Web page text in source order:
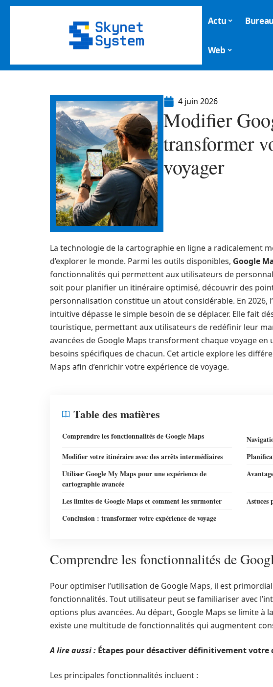
Actu
Web
4 juin 2026
Modifier
transformer
voyager
La technologie de la cartographie en ligne a radicalement
d’explorer le monde. Parmi les outils disponibles, Google
fonctionnalités qui permettent aux utilisateurs de
soit pour planifier un itinéraire optimisé, découvrir des
personnalisation constitue un atout considérable. En 2026,
intuitive dépasse le simple besoin de se déplacer. Elle fait
touristique, permettant aux utilisateurs de redéfinir leur
avancées de Google Maps transforment chaque voyage
besoins spécifiques de chacun. Cet article explore les
Maps afin d’enrichir votre expérience de voyage.
Table des matières
Comprendre les fonctionnalités de Google Maps
Modifier votre itinéraire avec des arrêts intermédiaires
Utiliser Google My Maps pour une expérience de
cartographie avancée
Les limites de Google Maps et comment les surmonter
Astuces
Conclusion : transformer votre expérience de voyage
Comprendre les fonctionnalités de
Pour optimiser l’utilisation de Google Maps, il est
fonctionnalités. Tout utilisateur peut se familiariser avec
options plus avancées. Au départ, Google Maps se limite à
existe une multitude de fonctionnalités qui augmentent
A lire aussi : Étapes pour désactiver définitivement votre
Les principales fonctionnalités incluent :